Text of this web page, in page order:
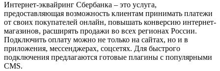
Интернет-эквайринг Сбербанка – это услуга,
предоставляющая возможность клиентам принимать платежи
от своих покупателей онлайн, повышать конверсию интернет-
магазинов, расширять продажи во всех регионах России.
Подключить оплату можно не только на сайтах, но и в
приложения, мессенджерах, соцсетях. Для быстрого
подключения предлагаются готовые плагины с популярными
CMS.